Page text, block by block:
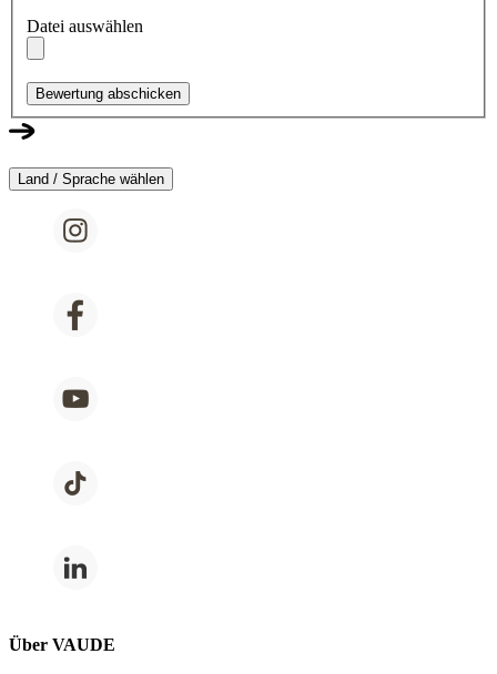
Datei auswählen
Bewertung abschicken
Land / Sprache wählen
Über VAUDE